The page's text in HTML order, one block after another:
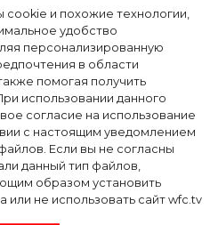
cookie и похожие технологии,
удобство
персонализированную
в области
помогая получить
использовании данного
согласие на использование
с настоящим уведомлением
Если вы не согласны
данный тип файлов,
образом установить
или не использовать сайт wfc.tv
белого лебедя на